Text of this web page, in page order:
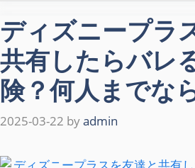
ディズニープラ
共有したらバレ
険？何人までな
2025-03-22 byadmin